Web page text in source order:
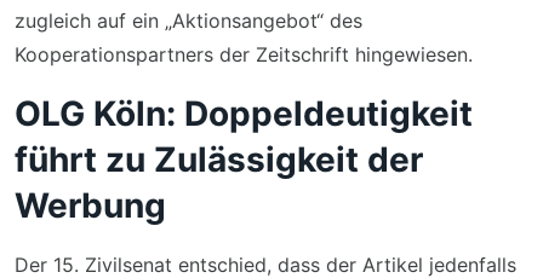
zugleich auf ein „Aktionsangebot“ des
Kooperationspartners der Zeitschrift hingewiesen.
OLG Köln: Doppeldeutigkeit
führt zu Zulässigkeit der
Werbung
Der 15. Zivilsenat entschied, dass der Artikel jedenfalls